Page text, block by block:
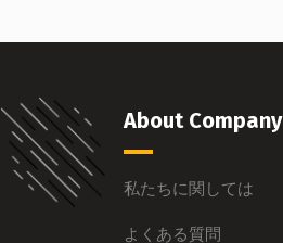
About Company
私たちに関しては
よくある質問